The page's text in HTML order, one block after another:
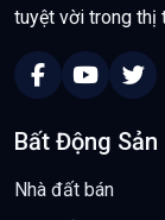
tuyệt vời trong thị
Bất Động Sản
Nhà đất bán